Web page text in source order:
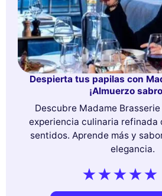
Despierta tus papilas con
¡Almuerzo
Descubre Madame
experiencia culinaria refinada
sentidos. Aprende más y
elegancia.